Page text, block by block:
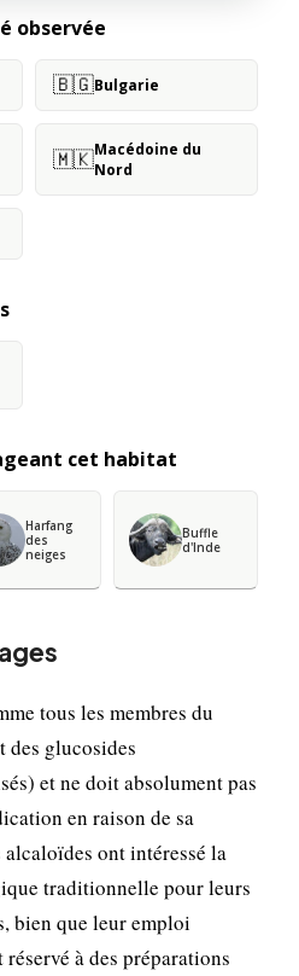
observée
🇧🇬Bulgarie
🇲🇰Macédoine du
Nord
cet habitat
Harfang
des
neiges
Buffle
d'Inde
tous les membres du
glucosides
et ne doit absolument pas
en raison de sa
ont intéressé la
traditionnelle pour leurs
bien que leur emploi
à des préparations